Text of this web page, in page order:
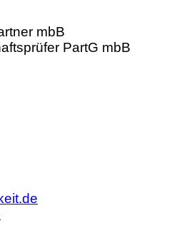
mbB
PartG mbB